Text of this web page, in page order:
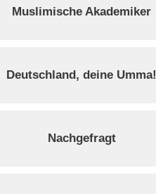
Muslimische Akademiker
Deutschland, deine Umma!
Nachgefragt